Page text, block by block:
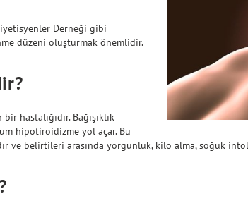
Derneği gibi
düzeni oluşturmak önemlidir.
hastalığıdır. Bağışıklık
hipotiroidizme yol açar. Bu
ve belirtileri arasında yorgunluk, kilo alma, soğuk